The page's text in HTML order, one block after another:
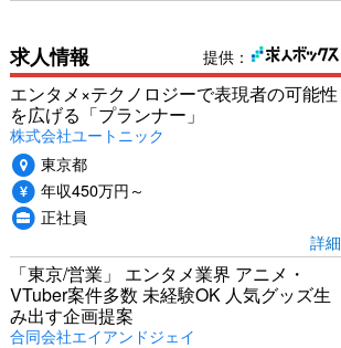
提供：
求人情報
エンタメ×テクノロジーで表現者の可能性
を広げる「プランナー」
株式会社ユートニック
東京都
年収450万円～
正社員
詳細
「東京/営業」 エンタメ業界 アニメ・
VTuber案件多数 未経験OK 人気グッズ生
み出す企画提案
合同会社エイアンドジェイ